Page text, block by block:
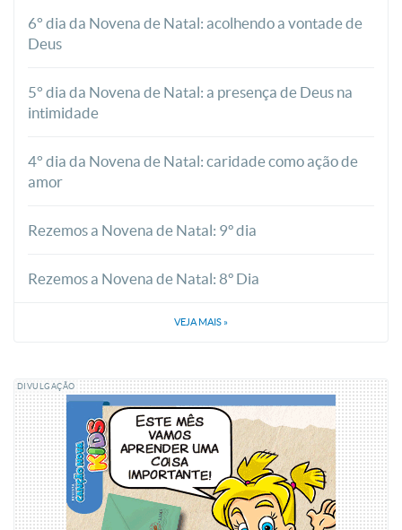
6° dia da Novena de Natal: acolhendo a vontade de
Deus
5° dia da Novena de Natal: a presença de Deus na
intimidade
4° dia da Novena de Natal: caridade como ação de
amor
Rezemos a Novena de Natal: 9º dia
Rezemos a Novena de Natal: 8º Dia
VEJA MAIS »
DIVULGAÇÃO